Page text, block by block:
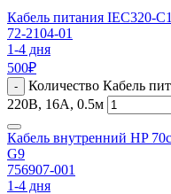
Кабель питания IEC320-
72-2104-01
1-4 дня
500₽
-
Количество Кабель
220B, 16А, 0.5м
Кабель внутренний HP
G9
756907-001
1-4 дня